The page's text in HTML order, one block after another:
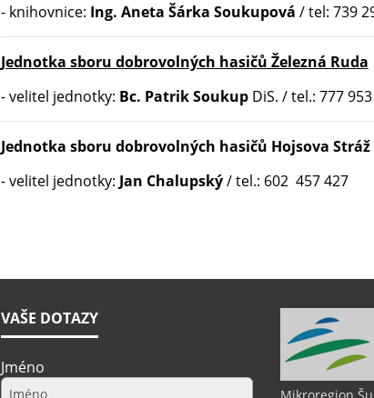
- knihovnice: Ing. Aneta Šárka Soukupová / tel: 739
Jednotka sboru dobrovolných hasičů Železná Ruda
- velitel jednotky: Bc. Patrik SoukupDiS. / tel.: 777
Jednotka sboru dobrovolných hasičů Hojsova Stráž
- velitel jednotky: Jan Chalupský/ tel.: 602 457 427
VAŠE DOTAZY
Jméno
Mikroregion